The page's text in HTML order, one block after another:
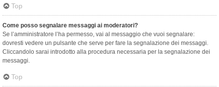
Top
Come posso segnalare messaggi ai moderatori?
Se l’amministratore l’ha permesso, vai al messaggio che vuoi segnalare:
dovresti vedere un pulsante che serve per fare la segnalazione dei messaggi.
Cliccandolo sarai introdotto alla procedura necessaria per la segnalazione dei
messaggi.
Top